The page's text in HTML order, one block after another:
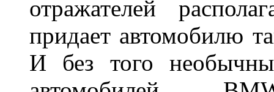
отражателей
придает автомобилю
И без того